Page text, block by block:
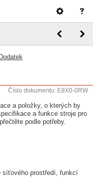
Dodatek
Číslo dokumentu: E8X0-0RW
a položky, o kterých by
a funkce stroje pro
podle potřeby.
síťového prostředí, funkcí